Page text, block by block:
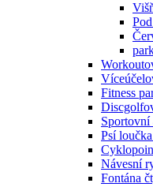
Fitness
Sportovní
Psí
Návesní
Fontána